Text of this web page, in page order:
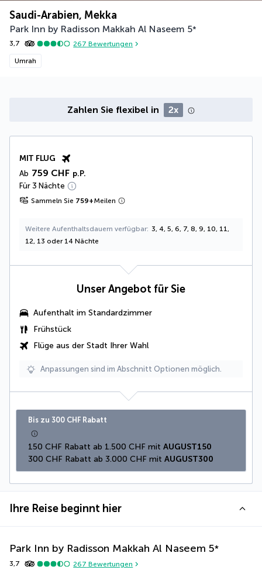
Saudi-Arabien, Mekka
Park Inn by Radisson Makkah Al Naseem 5*
3,7 267 Bewertungen
Umrah
Zahlen Sie flexibel in 2x
MIT FLUG
Ab 759 CHF p.P.
Für 3 Nächte
Sammeln Sie 759+Meilen
Weitere Aufenthaltsdauern verfügbar 3, 4, 5, 6, 7, 8, 9, 10, 11,
12, 13 oder 14 Nächte
Unser Angebot für Sie
Aufenthalt im Standardzimmer
Frühstück
Flüge aus der Stadt Ihrer Wahl
Anpassungen sind im Abschnitt Optionen möglich.
Bis zu 300 CHF Rabatt
150 CHF Rabatt ab 1.500 CHF mit AUGUST150
300 CHF Rabatt ab 3.000 CHF mit AUGUST300
Ihre Reise beginnt hier
Park Inn by Radisson Makkah Al Naseem 5*
3,7 267 Bewertungen